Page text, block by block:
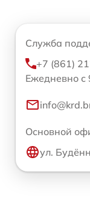
Служба
+7 (861)
Ежедневно с
Основной
ул.